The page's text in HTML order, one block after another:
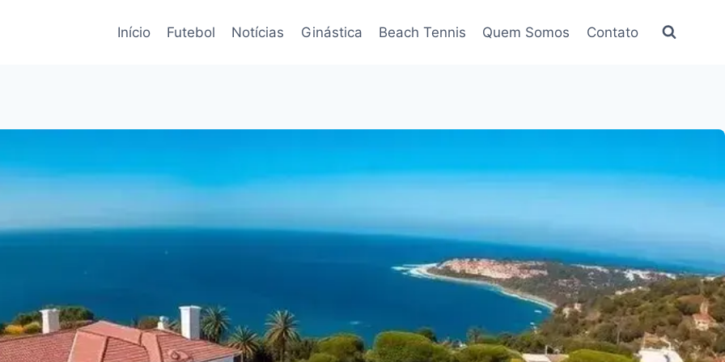
Início Futebol Notícias Ginástica Beach Tennis Quem Somos Contato